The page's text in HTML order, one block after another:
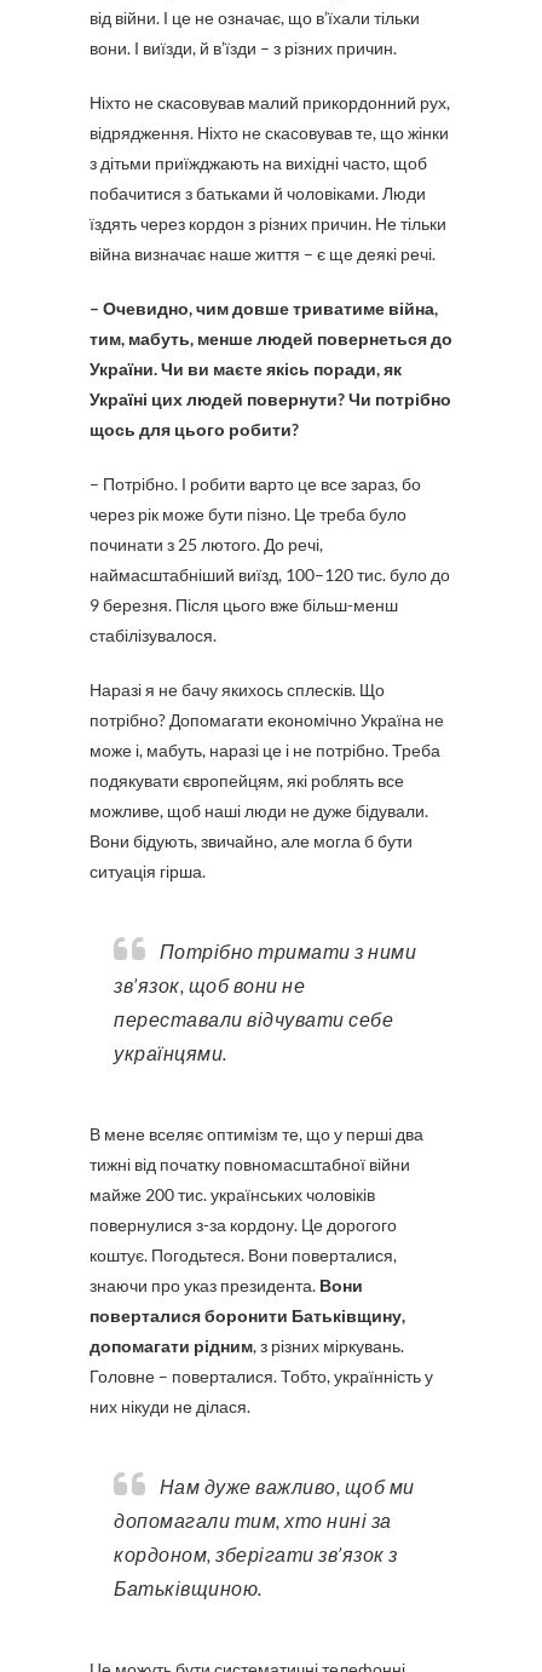
від війни. І це не означає, що в’їхали тільки
вони. І виїзди, й в’їзди – з різних причин.
Ніхто не скасовував малий прикордонний рух,
відрядження. Ніхто не скасовував те, що жінки
з дітьми приїжджають на вихідні часто, щоб
побачитися з батьками й чоловіками. Люди
їздять через кордон з різних причин. Не тільки
війна визначає наше життя – є ще деякі речі.
– Очевидно, чим довше триватиме війна,
тим, мабуть, менше людей повернеться до
України. Чи ви маєте якісь поради, як
Україні цих людей повернути? Чи потрібно
щось для цього робити?
– Потрібно. І робити варто це все зараз, бо
через рік може бути пізно. Це треба було
починати з 25 лютого. До речі,
наймасштабніший виїзд, 100–120 тис. було до
9 березня. Після цього вже більш-менш
стабілізувалося.
Наразі я не бачу якихось сплесків. Що
потрібно? Допомагати економічно Україна не
може і, мабуть, наразі це і не потрібно. Треба
подякувати європейцям, які роблять все
можливе, щоб наші люди не дуже бідували.
Вони бідують, звичайно, але могла б бути
ситуація гірша.
Потрібно тримати з ними
зв’язок, щоб вони не
переставали відчувати себе
українцями.
В мене вселяє оптимізм те, що у перші два
тижні від початку повномасштабної війни
майже 200 тис. українських чоловіків
повернулися з-за кордону. Це дорогого
коштує. Погодьтеся. Вони поверталися,
знаючи про указ президента. Вони
поверталися боронити Батьківщину,
допомагати рідним, з різних міркувань.
Головне – поверталися. Тобто, українність у
них нікуди не ділася.
Нам дуже важливо, щоб ми
допомагали тим, хто нині за
кордоном, зберігати зв’язок з
Батьківщиною.